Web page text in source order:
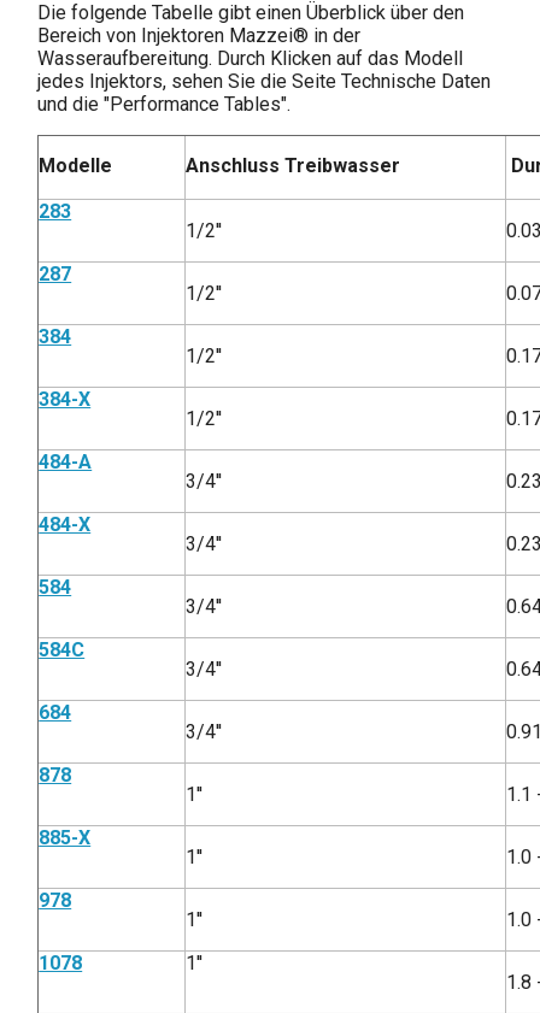
Die folgende Tabelle gibt einen Überblick über den
Bereich von Injektoren Mazzei® in der
Wasseraufbereitung. Durch Klicken auf das Modell
jedes Injektors, sehen Sie die Seite Technische Daten
und die "Performance Tables".
Modelle Anschluss Treibwasser
283
1/2''
287
1/2''
384
1/2''
384-X
1/2''
484-A
3/4''
484-X
3/4''
584
3/4''
584C
3/4''
684
3/4''
878
1''
1.1
885-X
1''
1.0
978
1''
1.0
1078
1''
1.8